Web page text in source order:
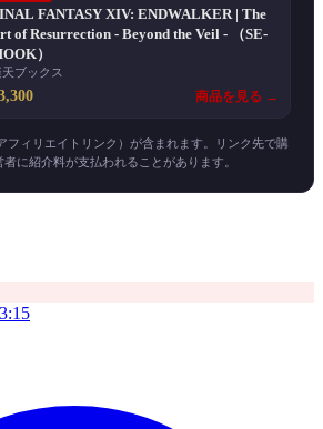
FANTASY XIV: ENDWALKER | The
of Resurrection - Beyond the Veil - （SE-
）
天ブックス
商品を見る →
ィリエイトリンク）が含まれます。リンク先で購
に紹介料が支払われることがあります。